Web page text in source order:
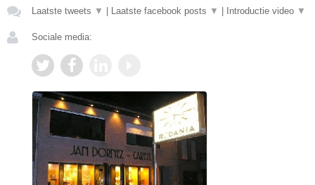
Laatste tweets ▼ Laatste facebook posts ▼ Introductie video ▼
Sociale media: